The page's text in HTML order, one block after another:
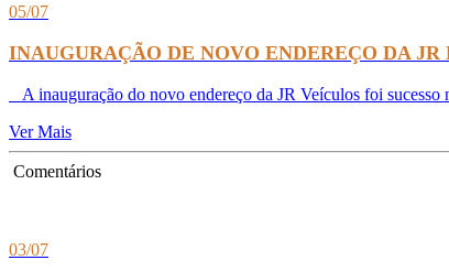
05/07
INAUGURAÇÃO DE NOVO ENDEREÇO DA
A inauguração do novo endereço da JR Veículos foi sucesso
Ver Mais
Comentários
03/07